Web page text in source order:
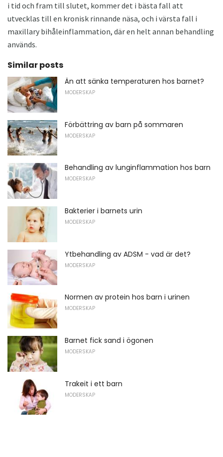
i tid och fram till slutet, kommer det i bästa fall att
utvecklas till en kronisk rinnande näsa, och i värsta fall i
maxillary bihåleinflammation, där en helt annan behandling
används.
Similar posts
Än att sänka temperaturen hos barnet?
MODERSKAP
Förbättring av barn på sommaren
MODERSKAP
Behandling av lunginflammation hos barn
MODERSKAP
Bakterier i barnets urin
MODERSKAP
Ytbehandling av ADSM - vad är det?
MODERSKAP
Normen av protein hos barn i urinen
MODERSKAP
Barnet fick sand i ögonen
MODERSKAP
Trakeit i ett barn
MODERSKAP